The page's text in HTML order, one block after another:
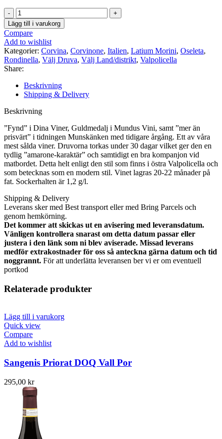
Latium
Valpolicella
Superiore
DOC
Campo
Prognai
mängd
Lägg till i varukorg
Compare
Add to wishlist
Kategorier: Corvina, Corvinone, Italien, Latium Morini, Oseleta,
Rondinella, Välj Druva, Välj Land/distrikt, Valpolicella
Share:
Beskrivning
Shipping & Delivery
Beskrivning
”Fynd” i Dina Viner, Guldmedalj i Mundus Vini, samt ”mer än
prisvärt” i tidningen Munskänken med tidigare årgång. Ett av våra
mest sålda viner. Druvorna torkas under 30 dagar vilket ger den en
tydlig ”amarone-karaktär” och samtidigt en bra kompanjon vid
matbordet. Detta helt enligt den stil som finns i östra Valpolicella och
som betecknas som en modern stil. Vinet lagras 20-22 månader på
fat. Sockerhalten är 1,2 g/l.
Shipping & Delivery
Leverans sker med Best transport eller med Bring Parcels och
genom hemkörning.
Det kommer att skickas ut en avisering med leveransdatum.
Vänligen kontrollera snarast om detta datum passar eller
justera i den länk som ni blev aviserade. Missad leverans
medför extrakostnader för oss så anteckna gärna datum och tid
noggrannt. För att underlätta leveransen ber vi er om eventuell
portkod
Relaterade produkter
Lägg till i varukorg
Quick view
Compare
Add to wishlist
Sangenis Priorat DOQ Vall Por
295,00 kr